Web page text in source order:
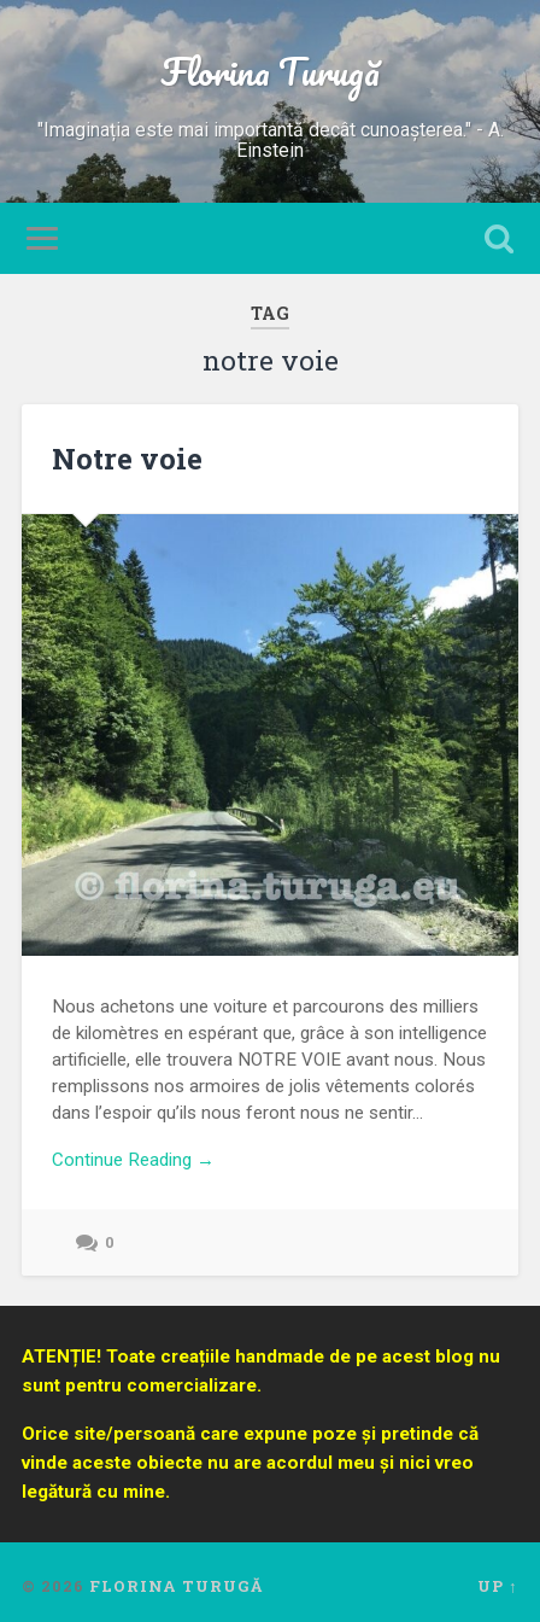
Florina Turugă
"Imaginația este mai importantă decât cunoașterea." - A.
Einstein
TAG
notre voie
Notre voie
Nous achetons une voiture et parcourons des milliers
de kilomètres en espérant que, grâce à son intelligence
artificielle, elle trouvera NOTRE VOIE avant nous. Nous
remplissons nos armoires de jolis vêtements colorés
dans l’espoir qu’ils nous feront nous ne sentir…
Continue Reading →
0
ATENȚIE! Toate creațiile handmade de pe acest blog nu
sunt pentru comercializare.
Orice site/persoană care expune poze și pretinde că
vinde aceste obiecte nu are acordul meu și nici vreo
legătură cu mine.
© 2026 FLORINA TURUGĂ UP ↑